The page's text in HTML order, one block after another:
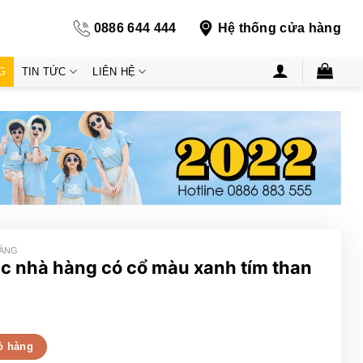
0886 644 444 Hệ thống cửa hàng
TIN TỨC LIÊN HỆ
nhà hàng có cổ màu xanh tím than
màu xanh tím than số lượng
hàng